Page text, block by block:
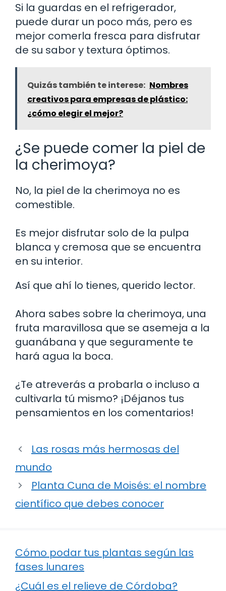
Si la guardas en el refrigerador,
puede durar un poco más, pero es
mejor comerla fresca para disfrutar
de su sabor y textura óptimos.
Quizás también te interese: Nombres
creativos para empresas de plástico:
¿cómo elegir el mejor?
¿Se puede comer la piel de
la cherimoya?
No, la piel de la cherimoya no es
comestible.
Es mejor disfrutar solo de la pulpa
blanca y cremosa que se encuentra
en su interior.
Así que ahí lo tienes, querido lector.
Ahora sabes sobre la cherimoya, una
fruta maravillosa que se asemeja a la
guanábana y que seguramente te
hará agua la boca.
¿Te atreverás a probarla o incluso a
cultivarla tú mismo? ¡Déjanos tus
pensamientos en los comentarios!
Las rosas más hermosas del
mundo
Planta Cuna de Moisés: el nombre
científico que debes conocer
Cómo podar tus plantas según las
fases lunares
¿Cuál es el relieve de Córdoba?